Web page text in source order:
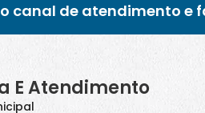
canal de atendimento e
E Atendimento